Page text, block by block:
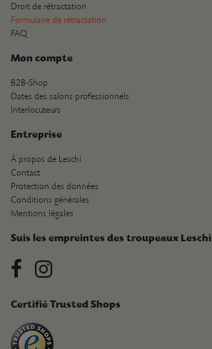
Droit de rétractation
Formulaire de rétractation
FAQ
Mon compte
B2B-Shop
Dates des salons professionnels
Interlocuteurs
Entreprise
À propos de Leschi
Contact
Protection des données
Conditions générales
Mentions légales
Suis les empreintes des troupeaux Leschi
Certifié Trusted Shops